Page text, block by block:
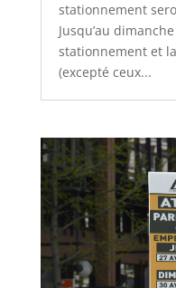
stationnement
Jusqu’au
stationnement et
(excepté ceux...